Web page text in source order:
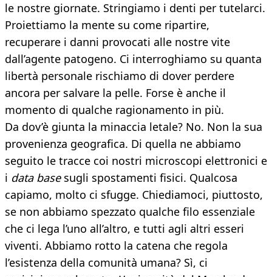
le nostre giornate. Stringiamo i denti per tutelarci.
Proiettiamo la mente su come ripartire,
recuperare i danni provocati alle nostre vite
dall’agente patogeno. Ci interroghiamo su quanta
libertà personale rischiamo di dover perdere
ancora per salvare la pelle. Forse è anche il
momento di qualche ragionamento in più.
Da dov’è giunta la minaccia letale? No. Non la sua
provenienza geografica. Di quella ne abbiamo
seguito le tracce coi nostri microscopi elettronici e
i data basesugli spostamenti fisici. Qualcosa
capiamo, molto ci sfugge. Chiediamoci, piuttosto,
se non abbiamo spezzato qualche filo essenziale
che ci lega l’uno all’altro, e tutti agli altri esseri
viventi. Abbiamo rotto la catena che regola
l’esistenza della comunità umana? Sì, ci